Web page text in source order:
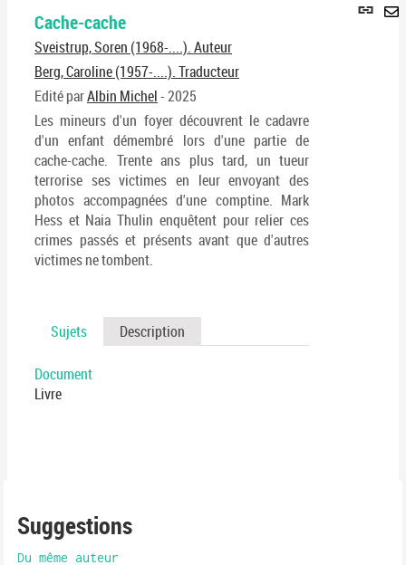
Cache-cache
Sveistrup, Soren (1968-....). Auteur
Berg, Caroline (1957-....). Traducteur
Edité parAlbin Michel- 2025
Les mineurs d'un foyer découvrent le cadavre
d'un enfant démembré lors d'une partie de
cache-cache. Trente ans plus tard, un tueur
terrorise ses victimes en leur envoyant des
photos accompagnées d'une comptine. Mark
Hess et Naia Thulin enquêtent pour relier ces
crimes passés et présents avant que d'autres
victimes ne tombent.
Sujets Description
Document
Livre
Suggestions
Du même auteur